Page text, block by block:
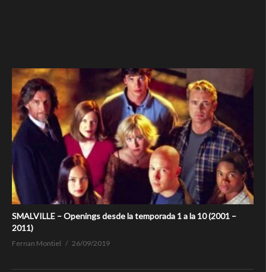
SMALVILLE – Openings desde la temporada 1 a la 10 (2001 –
2011)
Fernan Montiel 26/09/2019